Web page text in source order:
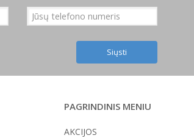
PAGRINDINIS MENIU
AKCIJOS